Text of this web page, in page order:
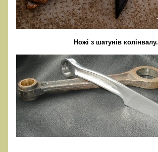
Ножі з шатунів колінвалу.